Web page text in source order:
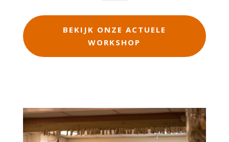
BEKIJK ONZE ACTUELE
WORKSHOP